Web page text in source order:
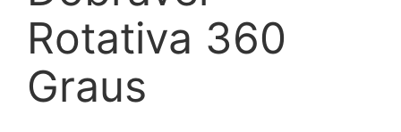
Rotativa 360
Graus